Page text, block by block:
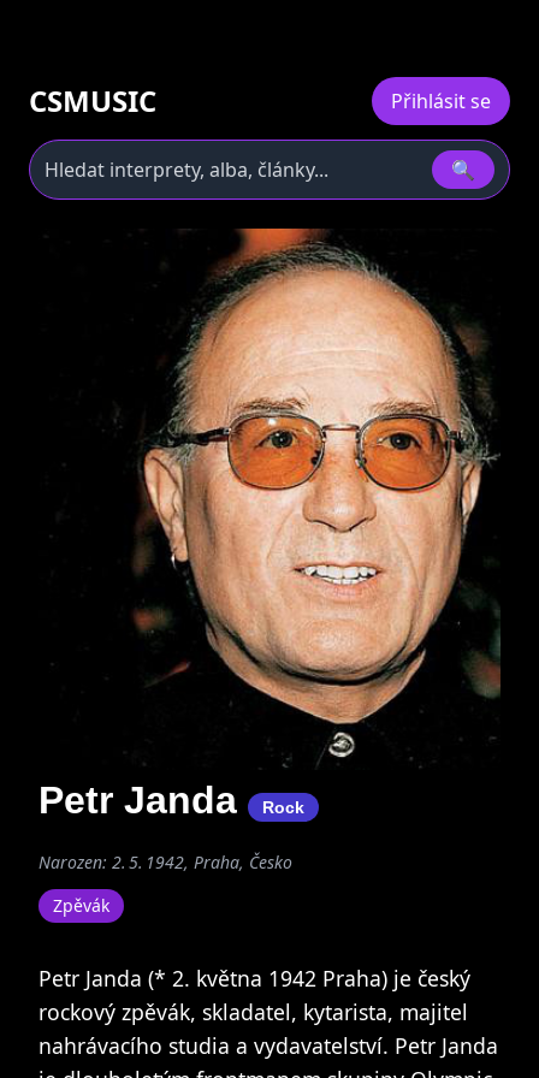
CSMUSIC Přihlásit se
🔍
Petr Janda Rock
Narozen: 2. 5. 1942, Praha, Česko
Zpěvák
Petr Janda (* 2. května 1942 Praha) je český
rockový zpěvák, skladatel, kytarista, majitel
nahrávacího studia a vydavatelství. Petr Janda